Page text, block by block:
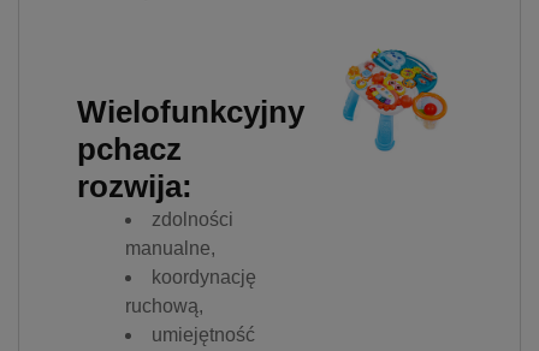
Wielofunkcyjny
pchacz
rozwija:
zdolności
manualne,
koordynację
ruchową,
umiejętność